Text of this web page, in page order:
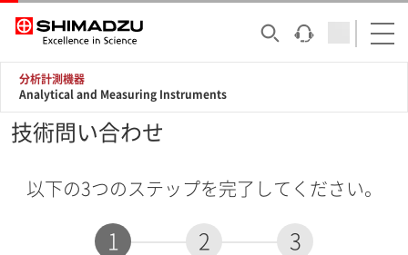
分析計測機器
Analytical and Measuring Instruments
技術問い合わせ
以下の3つのステップを完了してください。
1 2 3